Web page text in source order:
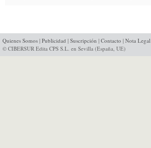
Quienes Somos | Publicidad | Suscripción | Contacto | Nota Legal
© CIBERSUR Edita CPS S.L. en Sevilla (España, UE)